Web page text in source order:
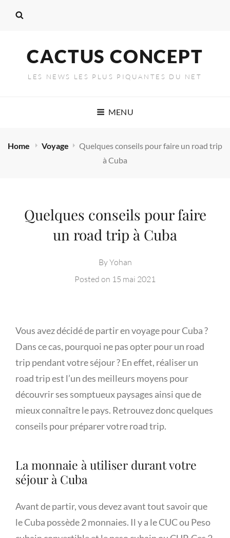
CACTUS CONCEPT
LES NEWS LES PLUS PIQUANTES DU NET
MENU
Home Voyage
Quelques conseils pour faire un road trip
à Cuba
Quelques conseils pour faire
un road trip à Cuba
ByYohan
Posted on 15 mai 2021
Vous avez décidé de partir en voyage pour Cuba ?
Dans ce cas, pourquoi ne pas opter pour un road
trip pendant votre séjour ? En effet, réaliser un
road trip est l’un des meilleurs moyens pour
découvrir ses somptueux paysages ainsi que de
mieux connaître le pays. Retrouvez donc quelques
conseils pour préparer votre road trip.
La monnaie à utiliser durant votre
séjour à Cuba
Avant de partir, vous devez avant tout savoir que
le Cuba possède 2 monnaies. Il y a le CUC ou Peso